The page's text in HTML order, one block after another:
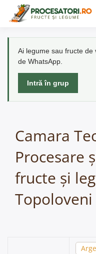
Ai legume sau fructe
de WhatsApp.
Intră în grup
Camara
Procesare
fructe și
Topoloveni